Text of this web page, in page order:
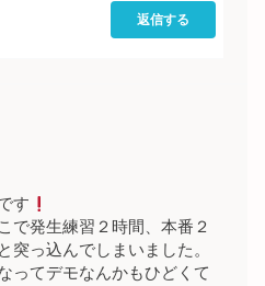
返信する
す
で発生練習２時間、本番２
っ込んでしまいました。
ってデモなんかもひどくて